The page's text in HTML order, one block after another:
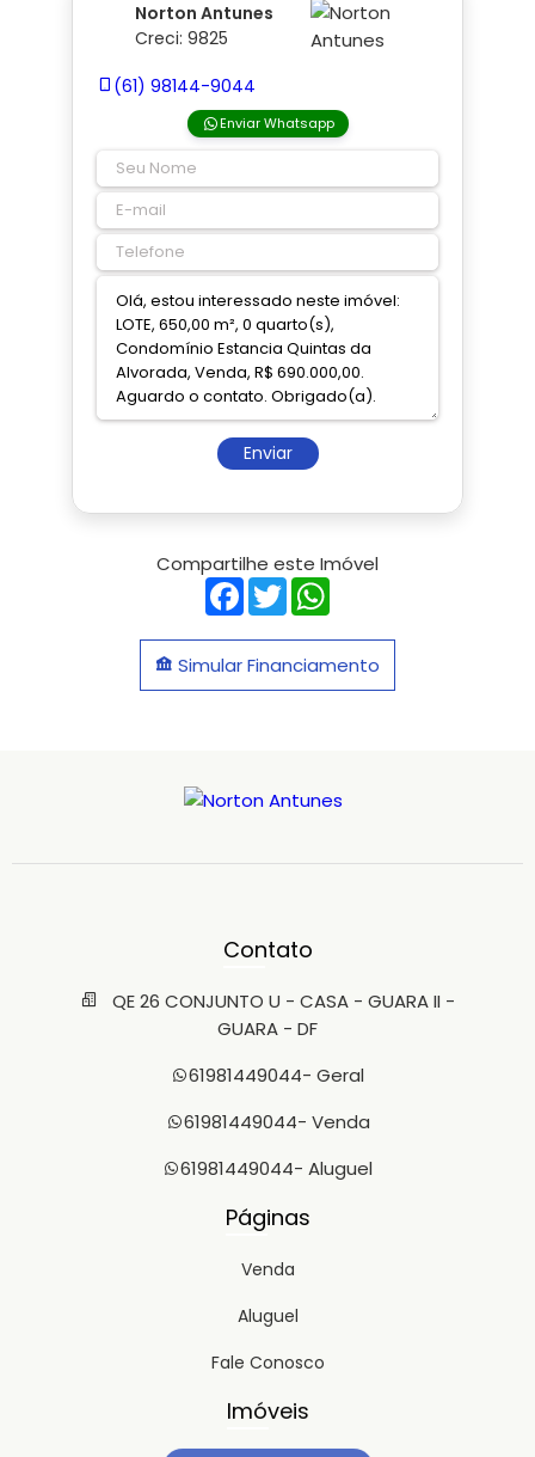
Norton Antunes
Creci: 9825
(61) 98144-9044
Enviar Whatsapp
Enviar
Compartilhe este Imóvel
Facebook
Twitter
Simular Financiamento
Contato
QE 26 CONJUNTO U - CASA - GUARA II -
GUARA - DF
61981449044- Geral
61981449044- Venda
61981449044- Aluguel
Páginas
Venda
Aluguel
Fale Conosco
Imóveis